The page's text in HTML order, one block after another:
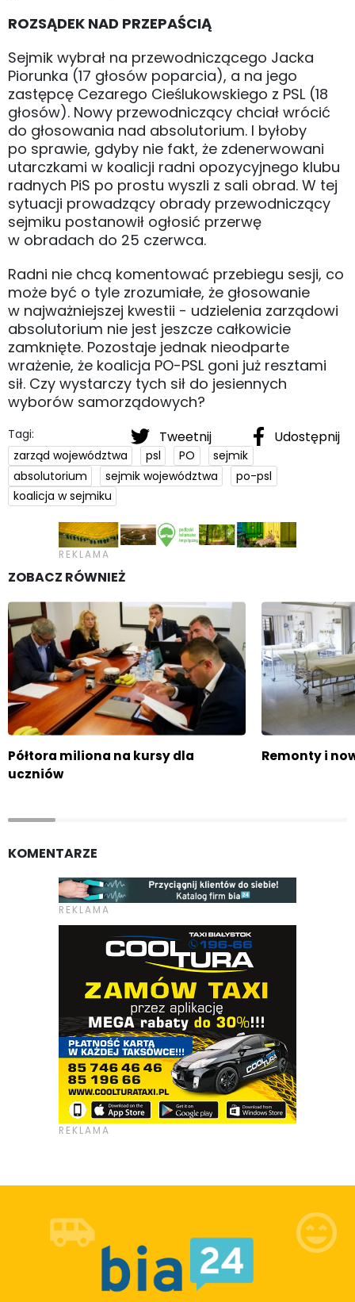
ROZSĄDEK NAD PRZEPAŚCIĄ
Sejmik wybrał na przewodniczącego Jacka
Piorunka (17 głosów poparcia), a na jego
zastępcę Cezarego Cieślukowskiego z PSL (18
głosów). Nowy przewodniczący chciał wrócić
do głosowania nad absolutorium. I byłoby
po sprawie, gdyby nie fakt, że zdenerwowani
utarczkami w koalicji radni opozycyjnego klubu
radnych PiS po prostu wyszli z sali obrad. W tej
sytuacji prowadzący obrady przewodniczący
sejmiku postanowił ogłosić przerwę
w obradach do 25 czerwca.
Radni nie chcą komentować przebiegu sesji, co
może być o tyle zrozumiałe, że głosowanie
w najważniejszej kwestii - udzielenia zarządowi
absolutorium nie jest jeszcze całkowicie
zamknięte. Pozostaje jednak nieodparte
wrażenie, że koalicja PO-PSL goni już resztami
sił. Czy wystarczy tych sił do jesiennych
wyborów samorządowych?
Tweetnij Udostępnij
Tagi:
zarząd województwa
psl PO
sejmik
absolutorium
sejmik województwa
po-psl
koalicja w sejmiku
ZOBACZ RÓWNIEŻ
Półtora miliona na kursy dla
uczniów
Remonty i
KOMENTARZE